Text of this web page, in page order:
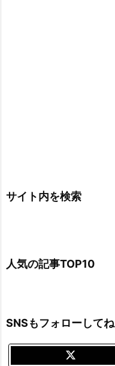
サイト内を検索
人気の記事TOP10
SNSもフォローしてね